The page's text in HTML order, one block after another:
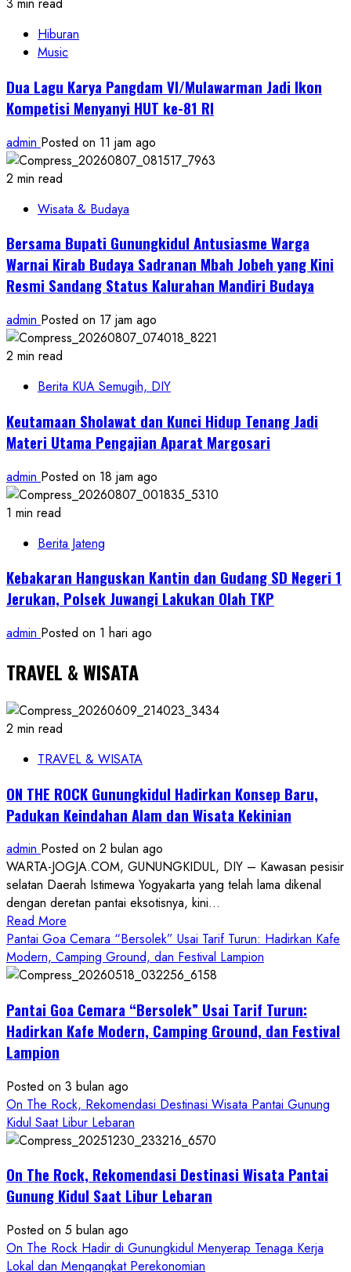
3 min read
Hiburan
Music
Dua Lagu Karya Pangdam VI/Mulawarman Jadi Ikon
Kompetisi Menyanyi HUT ke-81 RI
admin Posted on 11 jam ago
2 min read
Wisata & Budaya
Bersama Bupati Gunungkidul Antusiasme Warga
Warnai Kirab Budaya Sadranan Mbah Jobeh yang Kini
Resmi Sandang Status Kalurahan Mandiri Budaya
admin Posted on 17 jam ago
2 min read
Berita KUA Semugih, DIY
Keutamaan Sholawat dan Kunci Hidup Tenang Jadi
Materi Utama Pengajian Aparat Margosari
admin Posted on 18 jam ago
1 min read
Berita Jateng
Kebakaran Hanguskan Kantin dan Gudang SD Negeri 1
Jerukan, Polsek Juwangi Lakukan Olah TKP
admin Posted on 1 hari ago
TRAVEL & WISATA
2 min read
TRAVEL & WISATA
ON THE ROCK Gunungkidul Hadirkan Konsep Baru,
Padukan Keindahan Alam dan Wisata Kekinian
admin Posted on 2 bulan ago
WARTA-JOGJA.COM, GUNUNGKIDUL, DIY – Kawasan pesisir
selatan Daerah Istimewa Yogyakarta yang telah lama dikenal
dengan deretan pantai eksotisnya, kini...
Read More
more
about
ON
ROCK
Gunungkidul
Baru,
Padukan
Keindahan
Alam
Wisata
Kekinian
Pantai Goa Cemara “Bersolek” Usai Tarif Turun: Hadirkan Kafe
Modern, Camping Ground, dan Festival Lampion
Pantai Goa Cemara “Bersolek” Usai Tarif Turun:
Hadirkan Kafe Modern, Camping Ground, dan Festival
Lampion
Posted on 3 bulan ago
On The Rock, Rekomendasi Destinasi Wisata Pantai Gunung
Kidul Saat Libur Lebaran
On The Rock, Rekomendasi Destinasi Wisata Pantai
Gunung Kidul Saat Libur Lebaran
Posted on 5 bulan ago
On The Rock Hadir di Gunungkidul Menyerap Tenaga Kerja
Lokal dan Mengangkat Perekonomian